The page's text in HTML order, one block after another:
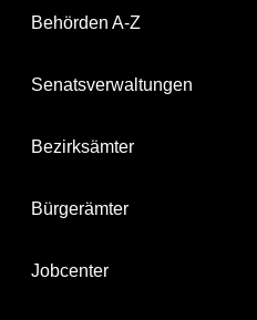
Behörden A-Z
Senatsverwaltungen
Bezirksämter
Bürgerämter
Jobcenter